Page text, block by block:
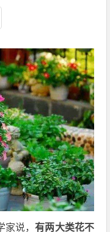
家说，有两大类花不